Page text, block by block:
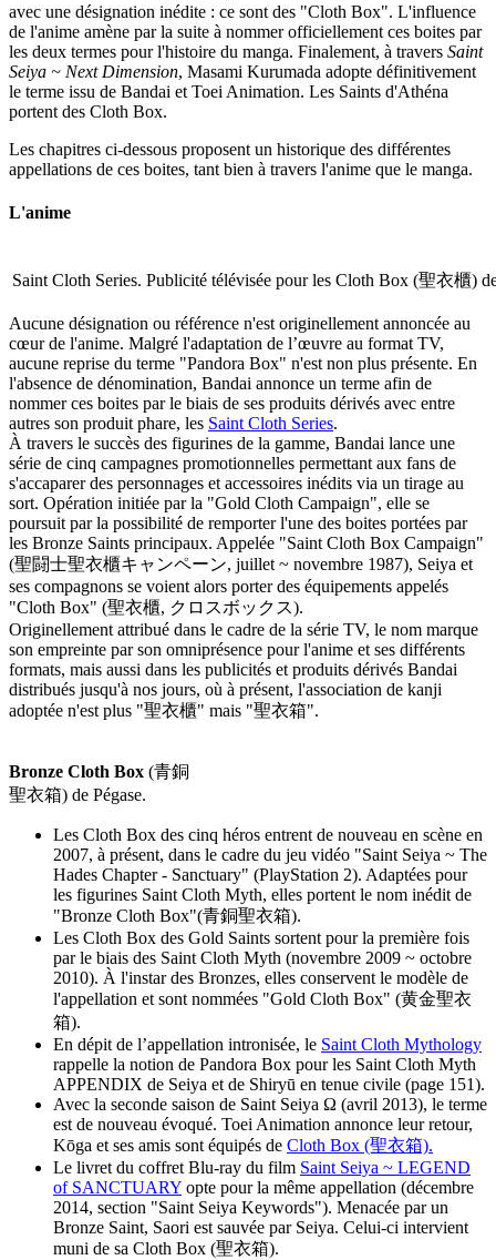
avec une désignation inédite : ce sont des "Cloth Box". L'influence
de l'anime amène par la suite à nommer officiellement ces boites par
les deux termes pour l'histoire du manga. Finalement, à travers Saint
Seiya ~ Next Dimension, Masami Kurumada adopte définitivement
le terme issu de Bandai et Toei Animation. Les Saints d'Athéna
portent des Cloth Box.
Les chapitres ci-dessous proposent un historique des différentes
appellations de ces boites, tant bien à travers l'anime que le manga.
L'anime
Saint Cloth Series. Publicité télévisée pour les Cloth Box (聖衣櫃)
Aucune désignation ou référence n'est originellement annoncée au
cœur de l'anime. Malgré l'adaptation de l’œuvre au format TV,
aucune reprise du terme "Pandora Box" n'est non plus présente. En
l'absence de dénomination, Bandai annonce un terme afin de
nommer ces boites par le biais de ses produits dérivés avec entre
autres son produit phare, les Saint Cloth Series.
À travers le succès des figurines de la gamme, Bandai lance une
série de cinq campagnes promotionnelles permettant aux fans de
s'accaparer des personnages et accessoires inédits via un tirage au
sort. Opération initiée par la "Gold Cloth Campaign", elle se
poursuit par la possibilité de remporter l'une des boites portées par
les Bronze Saints principaux. Appelée "Saint Cloth Box Campaign"
(聖闘士聖衣櫃キャンペーン, juillet ~ novembre 1987), Seiya et
ses compagnons se voient alors porter des équipements appelés
"Cloth Box" (聖衣櫃, クロスボックス).
Originellement attribué dans le cadre de la série TV, le nom marque
son empreinte par son omniprésence pour l'anime et ses différents
formats, mais aussi dans les publicités et produits dérivés Bandai
distribués jusqu'à nos jours, où à présent, l'association de kanji
adoptée n'est plus "聖衣櫃" mais "聖衣箱".
Bronze Cloth Box (青銅
聖衣箱) de Pégase.
Les Cloth Box des cinq héros entrent de nouveau en scène en
2007, à présent, dans le cadre du jeu vidéo "Saint Seiya ~ The
Hades Chapter - Sanctuary" (PlayStation 2). Adaptées pour
les figurines Saint Cloth Myth, elles portent le nom inédit de
"Bronze Cloth Box"(青銅聖衣箱).
Les Cloth Box des Gold Saints sortent pour la première fois
par le biais des Saint Cloth Myth (novembre 2009 ~ octobre
2010). À l'instar des Bronzes, elles conservent le modèle de
l'appellation et sont nommées "Gold Cloth Box" (黄金聖衣
箱).
En dépit de l’appellation intronisée, le Saint Cloth Mythology
rappelle la notion de Pandora Box pour les Saint Cloth Myth
APPENDIX de Seiya et de Shiryū en tenue civile (page 151).
Avec la seconde saison de Saint Seiya Ω (avril 2013), le terme
est de nouveau évoqué. Toei Animation annonce leur retour,
Kōga et ses amis sont équipés de Cloth Box (聖衣箱).
Le livret du coffret Blu-ray du film Saint Seiya ~ LEGEND
of SANCTUARY opte pour la même appellation (décembre
2014, section "Saint Seiya Keywords"). Menacée par un
Bronze Saint, Saori est sauvée par Seiya. Celui-ci intervient
muni de sa Cloth Box (聖衣箱).